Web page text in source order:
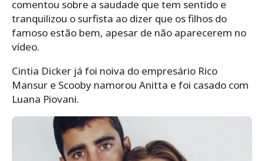
comentou sobre a saudade que tem sentido e
tranquilizou o surfista ao dizer que os filhos do
famoso estão bem, apesar de não aparecerem no
vídeo.
Cintia Dicker já foi noiva do empresário Rico
Mansur e Scooby namorou Anitta e foi casado com
Luana Piovani.